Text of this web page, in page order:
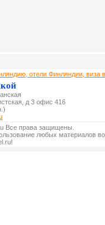
отели Финляндии, виза
д 3 офис 416
Все права защищены.
любых материалов